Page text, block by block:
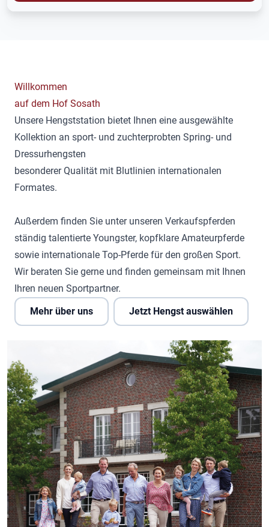
Willkommen
auf dem Hof Sosath
Unsere Hengststation bietet Ihnen eine ausgewählte
Kollektion an sport- und zuchterprobten Spring- und
Dressurhengsten
besonderer Qualität mit Blutlinien internationalen
Formates.
Außerdem finden Sie unter unseren Verkaufspferden
ständig talentierte Youngster, kopfklare Amateurpferde
sowie internationale Top-Pferde für den großen Sport.
Wir beraten Sie gerne und finden gemeinsam mit Ihnen
Ihren neuen Sportpartner.
Mehr über uns
Jetzt Hengst auswählen